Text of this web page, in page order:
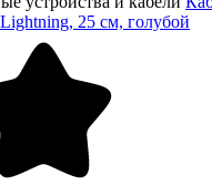
25 см, голубой